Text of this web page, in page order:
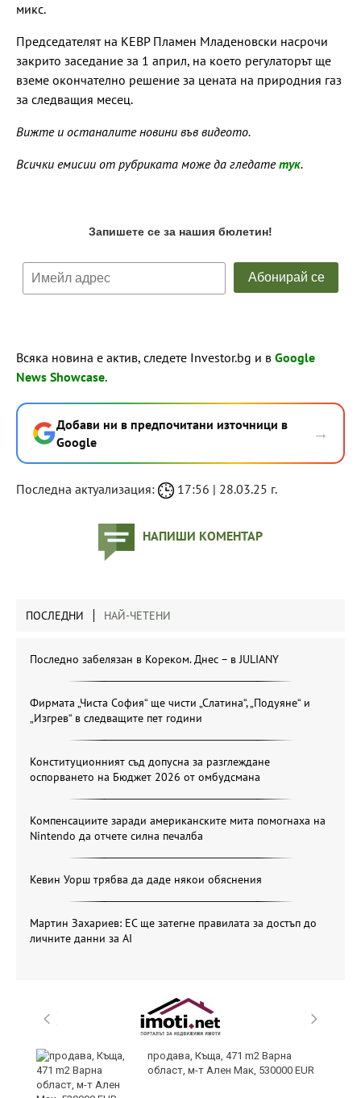
микс.
Председателят на КЕВР Пламен Младеновски насрочи
закрито заседание за 1 април, на което регулаторът ще
вземе окончателно решение за цената на природния газ
за следващия месец.
Вижте и останалите новини във видеото.
Всички емисии от рубриката може да гледатетук.
Всяка новина е актив, следете Investor.bg и в Google
News Showcase.
Добави ни в предпочитани източници в
Google
→
Последна актуализация: 17:56 | 28.03.25 г.
НАПИШИ КОМЕНТАР
ПОСЛЕДНИ НАЙ-ЧЕТЕНИ
Последно забелязан в Кореком. Днес – в JULIANY
Фирмата „Чиста София“ ще чисти „Слатина“, „Подуяне“ и
„Изгрев“ в следващите пет години
Конституционният съд допусна за разглеждане
оспорването на Бюджет 2026 от омбудсмана
Компенсациите заради американските мита помогнаха на
Nintendo да отчете силна печалба
Кевин Уорш трябва да даде някои обяснения
Мартин Захариев: ЕС ще затегне правилата за достъп до
личните данни за AI
продава, Къща, 471 m2 Варна
област, м-т Ален Мак, 530000 EUR